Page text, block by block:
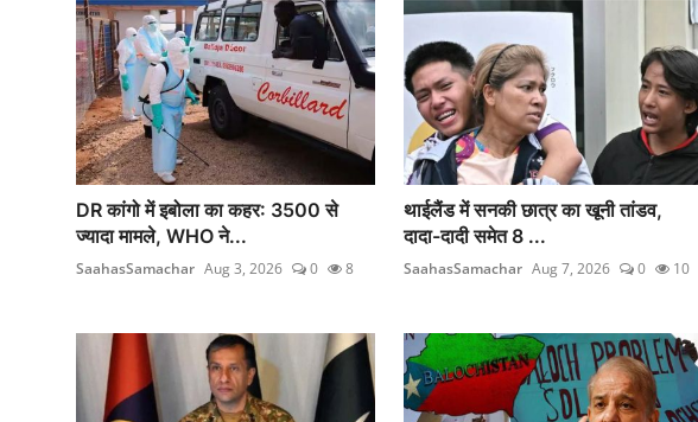
DR कांगो में इबोला का कहर: 3500 से
ज्यादा मामले, WHO ने...
SaahasSamachar Aug 3, 2026 0 8
थाईलैंड में सनकी छात्र का खूनी तांडव,
दादा-दादी समेत 8 ...
SaahasSamachar Aug 7, 2026 0 10